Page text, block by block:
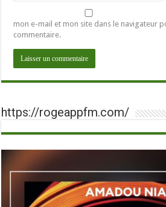
mon e-mail et mon site dans le navigateur
commentaire.
https://rogeappfm.com/